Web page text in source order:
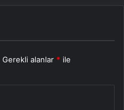
Gerekli alanlar * ile